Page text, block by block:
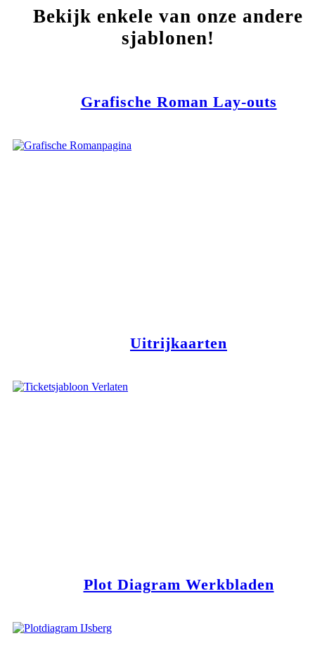
Bekijk enkele van onze andere
sjablonen!
Grafische Roman Lay-outs
Uitrijkaarten
Plot Diagram Werkbladen